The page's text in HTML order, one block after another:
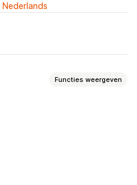
Functies weergeven